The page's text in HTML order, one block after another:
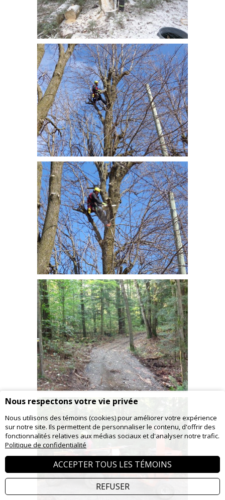
Nous respectons votre vie privée
Nous utilisons des témoins (cookies) pour améliorer votre expérience
sur notre site. Ils permettent de personnaliser le contenu, d'offrir des
fonctionnalités relatives aux médias sociaux et d'analyser notre trafic.
Politique de confidentialité
ACCEPTER TOUS LES TÉMOINS
REFUSER